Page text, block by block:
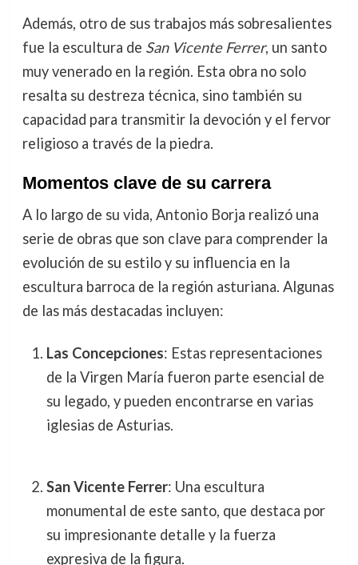
Además, otro de sus trabajos más sobresalientes
fue la escultura de San Vicente Ferrer, un santo
muy venerado en la región. Esta obra no solo
resalta su destreza técnica, sino también su
capacidad para transmitir la devoción y el fervor
religioso a través de la piedra.
Momentos clave de su carrera
A lo largo de su vida, Antonio Borja realizó una
serie de obras que son clave para comprender la
evolución de su estilo y su influencia en la
escultura barroca de la región asturiana. Algunas
de las más destacadas incluyen:
Las Concepciones: Estas representaciones
de la Virgen María fueron parte esencial de
su legado, y pueden encontrarse en varias
iglesias de Asturias.
San Vicente Ferrer: Una escultura
monumental de este santo, que destaca por
su impresionante detalle y la fuerza
expresiva de la figura.